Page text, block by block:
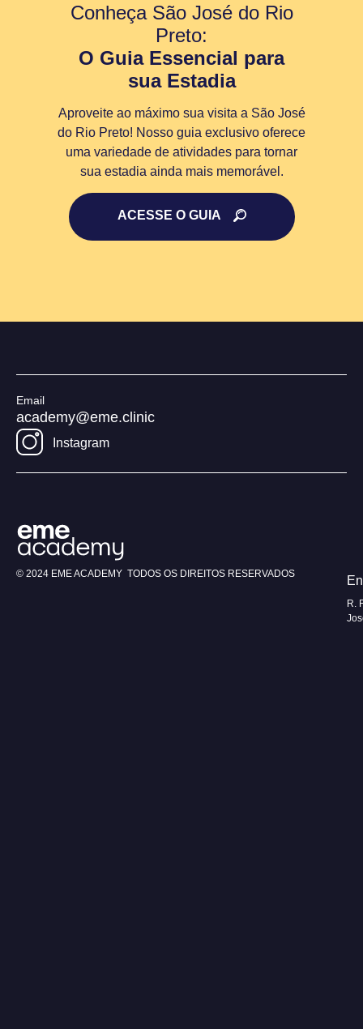
Conheça São José do Rio
Preto:
O Guia Essencial para
sua Estadia
Aproveite ao máximo sua visita a São José
do Rio Preto! Nosso guia exclusivo oferece
uma variedade de atividades para tornar
sua estadia ainda mais memorável.
ACESSE O GUIA
Email
academy@eme.clinic
Instagram
© 2024 EME ACADEMY TODOS OS DIREITOS RESERVADOS
R.